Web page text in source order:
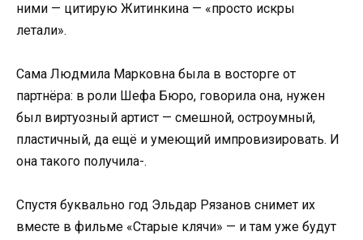
ними — цитирую Житинкина — «просто искры
летали».
Сама Людмила Марковна была в восторге от
партнёра: в роли Шефа Бюро, говорила она, нужен
был виртуозный артист — смешной, остроумный,
пластичный, да ещё и умеющий импровизировать. И
она такого получила-.
Спустя буквально год Эльдар Рязанов снимет их
вместе в фильме «Старые клячи» — и там уже будут